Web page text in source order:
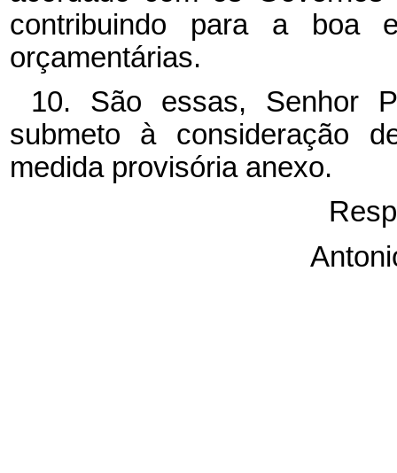
contribuindo para a boa
orçamentárias.
10. São essas, Senhor
submeto à consideração
medida provisória anexo.